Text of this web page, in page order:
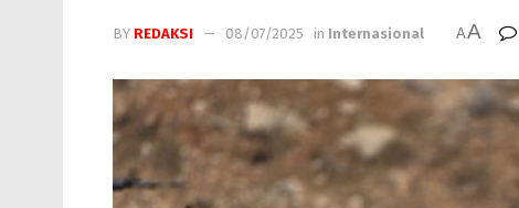
BY REDAKSI 08/07/2025 in Internasional AA